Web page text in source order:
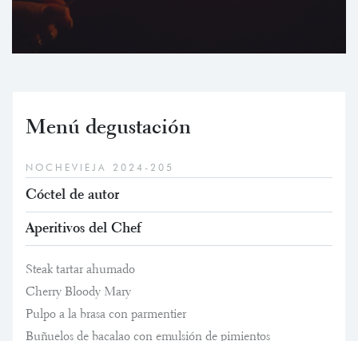
Menú degustación
NOCHEVIEJA 2024-205
Cóctel de autor
Aperitivos del Chef
Steak tartar ahumado
Cherry Bloody Mary
Pulpo a la brasa con parmentier
Buñuelos de bacalao con emulsión de pimientos